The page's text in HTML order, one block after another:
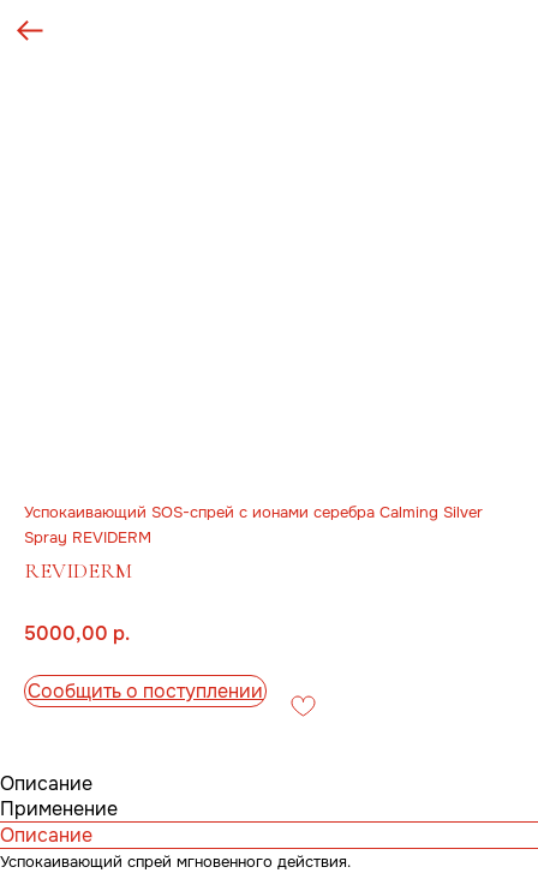
Успокаивающий SOS-спрей с ионами серебра Calming Silver
Spray REVIDERM
REVIDERM
5000,00 р.
Сообщить о поступлении
Описание
Применение
Описание
Успокаивающий спрей мгновенного действия.